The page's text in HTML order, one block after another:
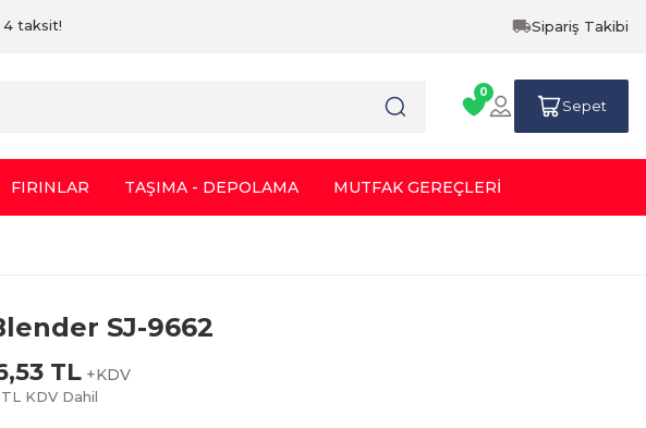
4 taksit! Sipariş Takibi
0
Sepet
FIRINLAR TAŞIMA - DEPOLAMA MUTFAK GEREÇLERİ
SJ-9662
TL +KDV
KDV Dahil